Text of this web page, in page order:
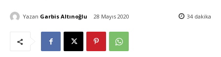
Yazan Garbis Altınoğlu 28 Mayıs 2020 34 dakika